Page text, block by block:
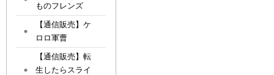
ものフレンズ
【通信販売】ケ
ロロ軍曹
【通信販売】転
生したらスライ